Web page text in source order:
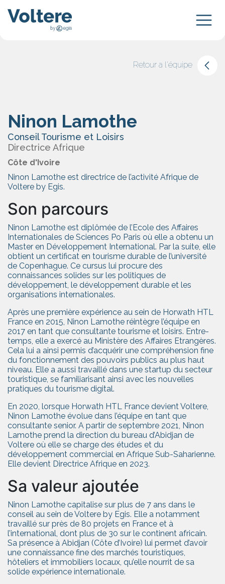
Retour a l'équipe
Ninon Lamothe
Conseil Tourisme et Loisirs
Directrice Afrique
Côte d'Ivoire
Ninon Lamothe est directrice de l’activité Afrique de
Voltere by Egis.
Son parcours
Ninon Lamothe est diplômée de l’Ecole des Affaires
Internationales de Sciences Po Paris où elle a obtenu un
Master en Développement International. Par la suite, elle
obtient un certificat en tourisme durable de l’université
de Copenhague. Ce cursus lui procure des
connaissances solides sur les politiques de
développement, le développement durable et les
organisations internationales.
Après une première expérience au sein de Horwath HTL
France en 2015, Ninon Lamothe réintègre l’équipe en
2017 en tant que consultante tourisme et loisirs. Entre-
temps, elle a exercé au Ministère des Affaires Etrangères.
Cela lui a ainsi permis d’acquérir une compréhension fine
du fonctionnement des pouvoirs publics au plus haut
niveau. Elle a aussi travaillé dans une startup du secteur
touristique, se familiarisant ainsi avec les nouvelles
pratiques du tourisme digital.
En 2020, lorsque Horwath HTL France devient Voltere,
Ninon Lamothe évolue dans l’équipe en tant que
consultante senior. A partir de septembre 2021, Ninon
Lamothe prend la direction du bureau d’Abidjan de
Voltere où elle se charge des études et du
développement commercial en Afrique Sub-Saharienne.
Elle devient Directrice Afrique en 2023.
Sa valeur ajoutée
Ninon Lamothe capitalise sur plus de 7 ans dans le
conseil au sein de Voltere by Egis. Elle a notamment
travaillé sur près de 80 projets en France et à
l’international, dont plus de 30 sur le continent africain.
Sa présence à Abidjan (Côte d’Ivoire) lui permet d’avoir
une connaissance fine des marchés touristiques,
hôteliers et immobiliers locaux, qu’elle nourrit de sa
solide expérience internationale.